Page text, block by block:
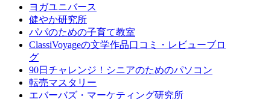
ヨガユニバース
健やか研究所
パパのための子育て教室
ClassiVoyageの文学作品口コミ・レビューブロ
グ
90日チャレンジ！シニアのためのパソコン
転売マスタリー
エバーバズ・マーケティング研究所